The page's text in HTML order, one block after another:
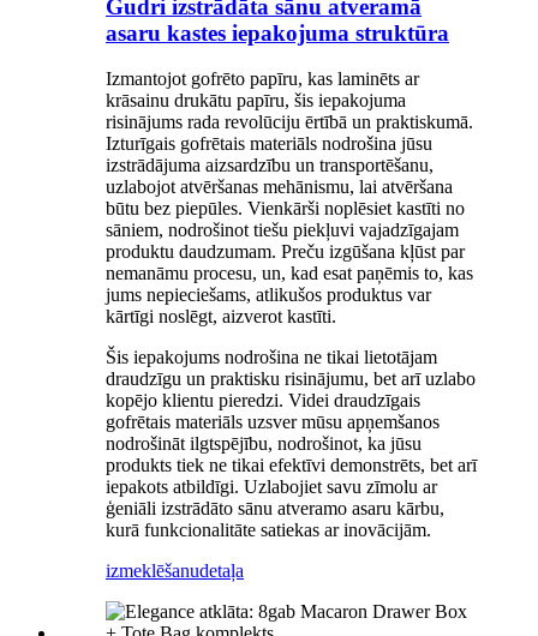
Gudri izstrādāta sānu atveramā
asaru kastes iepakojuma struktūra
Izmantojot gofrēto papīru, kas laminēts ar
krāsainu drukātu papīru, šis iepakojuma
risinājums rada revolūciju ērtībā un praktiskumā.
Izturīgais gofrētais materiāls nodrošina jūsu
izstrādājuma aizsardzību un transportēšanu,
uzlabojot atvēršanas mehānismu, lai atvēršana
būtu bez piepūles. Vienkārši noplēsiet kastīti no
sāniem, nodrošinot tiešu piekļuvi vajadzīgajam
produktu daudzumam. Preču izgūšana kļūst par
nemanāmu procesu, un, kad esat paņēmis to, kas
jums nepieciešams, atlikušos produktus var
kārtīgi noslēgt, aizverot kastīti.
Šis iepakojums nodrošina ne tikai lietotājam
draudzīgu un praktisku risinājumu, bet arī uzlabo
kopējo klientu pieredzi. Videi draudzīgais
gofrētais materiāls uzsver mūsu apņemšanos
nodrošināt ilgtspējību, nodrošinot, ka jūsu
produkts tiek ne tikai efektīvi demonstrēts, bet arī
iepakots atbildīgi. Uzlabojiet savu zīmolu ar
ģeniāli izstrādāto sānu atveramo asaru kārbu,
kurā funkcionalitāte satiekas ar inovācijām.
izmeklēšanudetaļa